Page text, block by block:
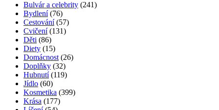
Bulvár a celebrity (241)
Bydlení(76)
Cestování(57)
Cvičení(131)
Děti (86)
Diety (15)
Domácnost (26)
Doplňky (32)
Hubnutí(119)
Jídlo (60)
Kosmetika (399)
Krása (177)